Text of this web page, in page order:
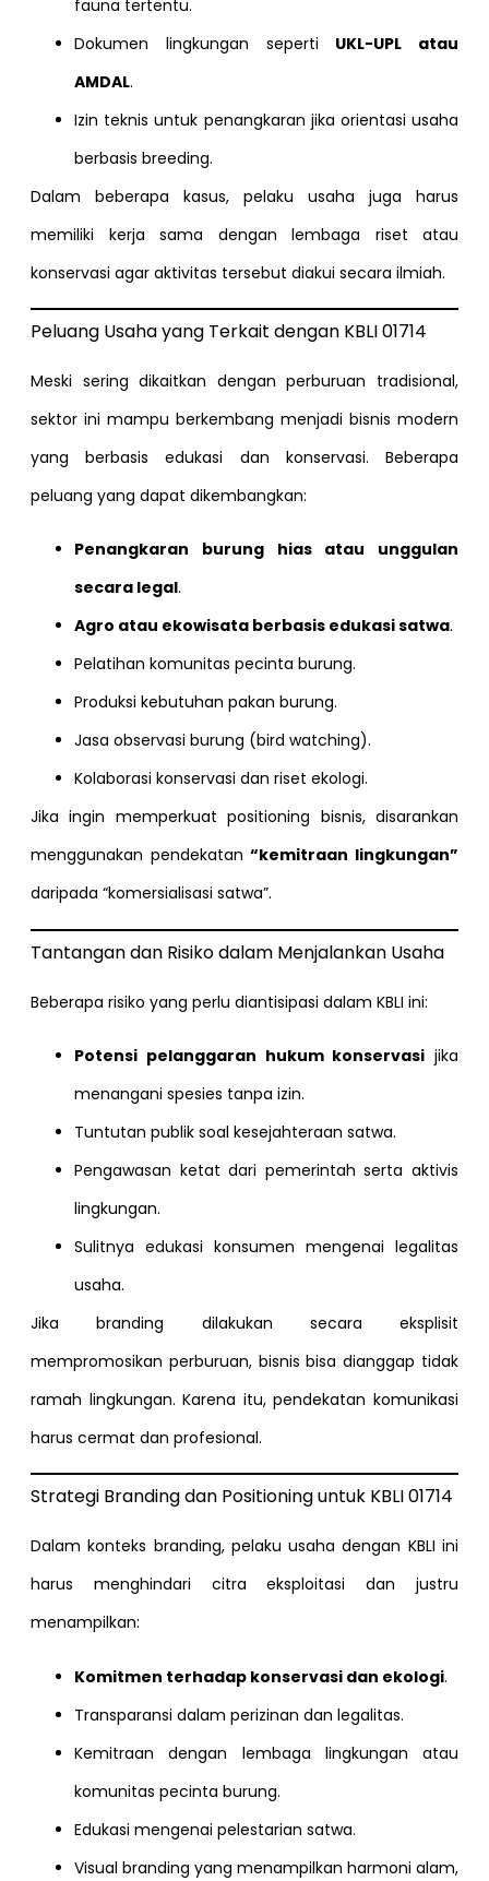
fauna tertentu.
Dokumen lingkungan seperti UKL-UPL atau
AMDAL.
Izin teknis untuk penangkaran jika orientasi usaha
berbasis breeding.
Dalam beberapa kasus, pelaku usaha juga harus
memiliki kerja sama dengan lembaga riset atau
konservasi agar aktivitas tersebut diakui secara ilmiah.
Peluang Usaha yang Terkait dengan KBLI 01714
Meski sering dikaitkan dengan perburuan tradisional,
sektor ini mampu berkembang menjadi bisnis modern
yang berbasis edukasi dan konservasi. Beberapa
peluang yang dapat dikembangkan:
Penangkaran burung hias atau unggulan
secara legal.
Agro atau ekowisata berbasis edukasi satwa.
Pelatihan komunitas pecinta burung.
Produksi kebutuhan pakan burung.
Jasa observasi burung (bird watching).
Kolaborasi konservasi dan riset ekologi.
Jika ingin memperkuat positioning bisnis, disarankan
menggunakan pendekatan“kemitraan lingkungan”
daripada “komersialisasi satwa”.
Tantangan dan Risiko dalam Menjalankan Usaha
Beberapa risiko yang perlu diantisipasi dalam KBLI ini:
Potensi pelanggaran hukum konservasi jika
menangani spesies tanpa izin.
Tuntutan publik soal kesejahteraan satwa.
Pengawasan ketat dari pemerintah serta aktivis
lingkungan.
Sulitnya edukasi konsumen mengenai legalitas
usaha.
Jika branding dilakukan secara eksplisit
mempromosikan perburuan, bisnis bisa dianggap tidak
ramah lingkungan. Karena itu, pendekatan komunikasi
harus cermat dan profesional.
Strategi Branding dan Positioning untuk KBLI 01714
Dalam konteks branding, pelaku usaha dengan KBLI ini
harus menghindari citra eksploitasi dan justru
menampilkan:
Komitmen terhadap konservasi dan ekologi.
Transparansi dalam perizinan dan legalitas.
Kemitraan dengan lembaga lingkungan atau
komunitas pecinta burung.
Edukasi mengenai pelestarian satwa.
Visual branding yang menampilkan harmoni alam,